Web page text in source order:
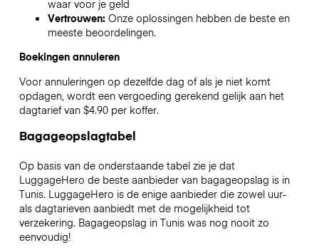
waar voor je geld
Vertrouwen: Onze oplossingen hebben de beste en
meeste beoordelingen.
Boekingen annuleren
Voor annuleringen op dezelfde dag of als je niet komt
opdagen, wordt een vergoeding gerekend gelijk aan het
dagtarief van $4.90 per koffer.
Bagageopslagtabel
Op basis van de onderstaande tabel zie je dat
LuggageHero de beste aanbieder van bagageopslag is in
Tunis. LuggageHero is de enige aanbieder die zowel uur-
als dagtarieven aanbiedt met de mogelijkheid tot
verzekering. Bagageopslag in Tuniswas nog nooit zo
eenvoudig!